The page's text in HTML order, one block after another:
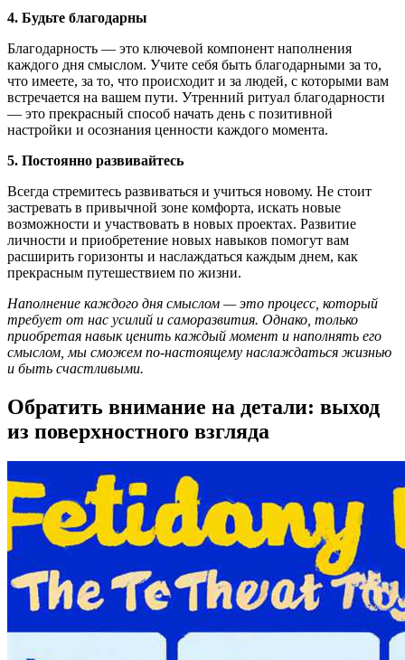
4. Будьте благодарны
Благодарность — это ключевой компонент наполнения
каждого дня смыслом. Учите себя быть благодарными за то,
что имеете, за то, что происходит и за людей, с которыми вам
встречается на вашем пути. Утренний ритуал благодарности
— это прекрасный способ начать день с позитивной
настройки и осознания ценности каждого момента.
5. Постоянно развивайтесь
Всегда стремитесь развиваться и учиться новому. Не стоит
застревать в привычной зоне комфорта, искать новые
возможности и участвовать в новых проектах. Развитие
личности и приобретение новых навыков помогут вам
расширить горизонты и наслаждаться каждым днем, как
прекрасным путешествием по жизни.
Наполнение каждого дня смыслом — это процесс, который
требует от нас усилий и саморазвития. Однако, только
приобретая навык ценить каждый момент и наполнять его
смыслом, мы сможем по-настоящему наслаждаться жизнью
и быть счастливыми.
Обратить внимание на детали: выход
из поверхностного взгляда